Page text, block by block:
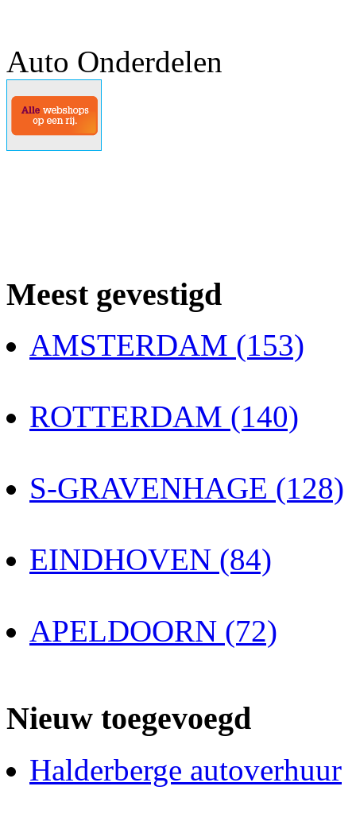
Auto Onderdelen
Meest gevestigd
AMSTERDAM (153)
ROTTERDAM (140)
S-GRAVENHAGE (128)
EINDHOVEN (84)
APELDOORN (72)
Nieuw toegevoegd
Halderberge autoverhuur